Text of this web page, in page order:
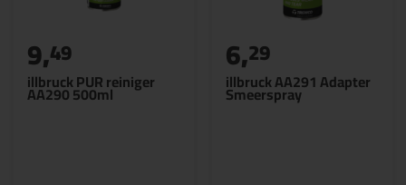
illbruck PUR reiniger
AA290 500ml
9,49
illbruck AA291 Adapter
Smeerspray
6,29